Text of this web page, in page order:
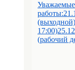
(рабочий